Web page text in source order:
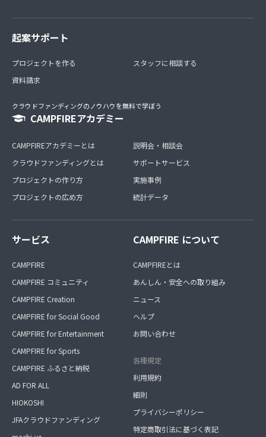
起案サポート
プロジェクトを作る
資料請求
スタッフに相談する
クラウドファンディングのノウハウを無料で学ぼう
CAMPFIREアカデミー
CAMPFIREアカデミーとは
クラウドファンディングとは
プロジェクトの作り方
プロジェクトの広め方
説明会・相談会
サポートサービス
実施事例
統計データ
サービス
CAMPFIRE
CAMPFIRE コミュニティ
CAMPFIRE Creation
CAMPFIRE for Social Good
CAMPFIRE for Entertainment
CAMPFIRE for Sports
CAMPFIRE ふるさと納税
AD FOR ALL
HIOKOSHI
JFAクラウドファンディング
CAMPFIRE について
CAMPFIREとは
あんしん・安全への取り組み
ニュース
ヘルプ
お問い合わせ
各種規定
利用規約
細則
プライバシーポリシー
特定商取引法に基づく表記